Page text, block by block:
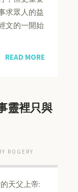
求眾人的益
文的一開始
READ MORE
靈裡只與
ROGERY
天父上帝: